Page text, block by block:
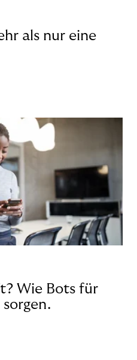
als nur eine
Wie Bots für